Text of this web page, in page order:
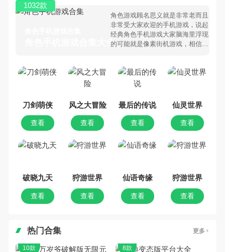
角色手机游戏合集大全 >
角色游戏顾名思义就是非常老而且
非常受大家欢迎的手机游戏，说起
经典角色手机游戏大家脑海里浮现
的可能就是像素街机游戏，相信很
色手机游戏有哪些呢？游戏今天，
乐途下载站小编芒果味的怪咖给大
集，欢迎大家前来选择下载体验
1032款
刀剑萌侠
查看
风之大冒险
查看
最后的传说
查看
仙灵世界
查看
破晓九天
查看
狩游世界
查看
仙语奇缘
查看
狩游世界
查看
热门合集 更多
10款 8款